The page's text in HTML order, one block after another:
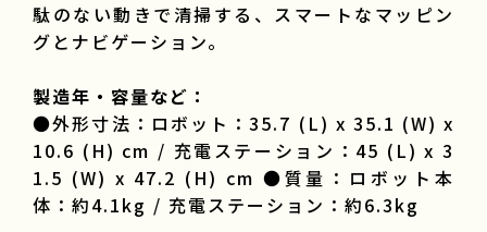
駄のない動きで清掃する、スマートなマッピン
グとナビゲーション。
製造年・容量など：
●外形寸法：ロボット：35.7 (L) x 35.1 (W) x
10.6 (H) cm / 充電ステーション：45 (L) x 3
1.5 (W) x 47.2 (H) cm ●質量：ロボット本
体：約4.1kg / 充電ステーション：約6.3kg